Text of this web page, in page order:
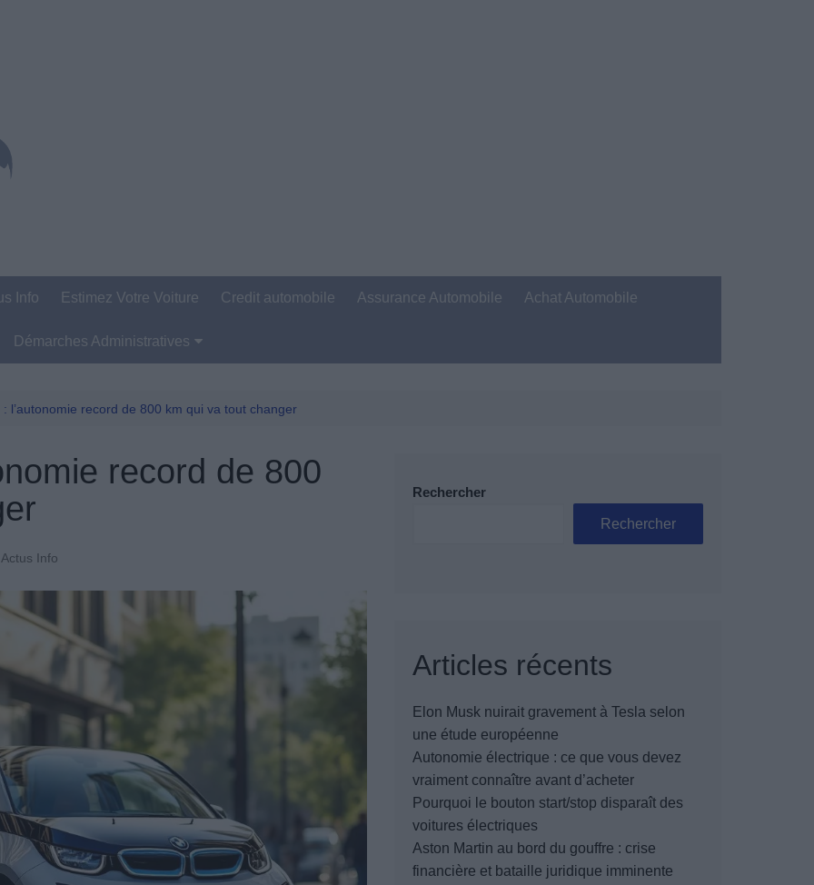
Info Estimez Votre Voiture Credit automobile Assurance Automobile Achat Automobile
Démarches Administratives
Permis De Conduire
: l’autonomie record de 800 km qui va tout changer
record de 800
Actus Info
Rechercher
Rechercher
Articles récents
Elon Musk nuirait gravement à Tesla selon
une étude européenne
Autonomie électrique : ce que vous devez
vraiment connaître avant d’acheter
Pourquoi le bouton start/stop disparaît des
voitures électriques
Aston Martin au bord du gouffre : crise
financière et bataille juridique imminente